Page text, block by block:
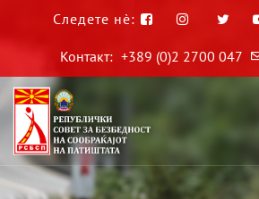
Следете нè:
Контакт: +389 (0)2 2700 047